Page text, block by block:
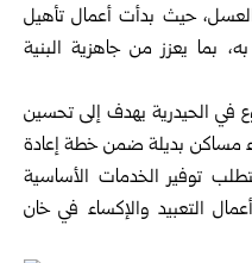
حيث بدأت أعمال تأهيل
بما يعزز من جاهزية البنية
في الحيدرية يهدف إلى تحسين
مساكن بديلة ضمن خطة إعادة
توفير الخدمات الأساسية
التعبيد والإكساء في خان